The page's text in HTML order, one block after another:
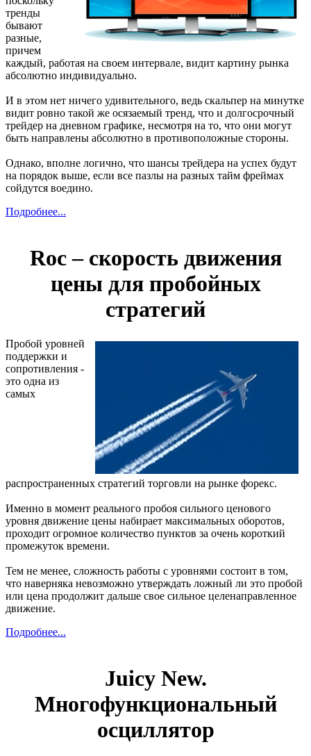
тренды
бывают
разные,
причем
каждый, работая на своем интервале, видит картину рынка
абсолютно индивидуально.
И в этом нет ничего удивительного, ведь скальпер на минутке
видит ровно такой же осязаемый тренд, что и долгосрочный
трейдер на дневном графике, несмотря на то, что они могут
быть направлены абсолютно в противоположные стороны.
Однако, вполне логично, что шансы трейдера на успех будут
на порядок выше, если все пазлы на разных тайм фреймах
сойдутся воедино.
Подробнее...
Roc – скорость движения
цены для пробойных
стратегий
Пробой уровней
поддержки и
сопротивления -
это одна из
самых
распространенных стратегий торговли на рынке форекс.
Именно в момент реального пробоя сильного ценового
уровня движение цены набирает максимальных оборотов,
проходит огромное количество пунктов за очень короткий
промежуток времени.
Тем не менее, сложность работы с уровнями состоит в том,
что наверняка невозможно утверждать ложный ли это пробой
или цена продолжит дальше свое сильное целенаправленное
движение.
Подробнее...
Juicy New.
Многофункциональный
осциллятор